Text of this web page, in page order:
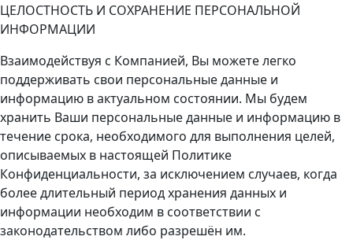
ЦЕЛОСТНОСТЬ И СОХРАНЕНИЕ ПЕРСОНАЛЬНОЙ
ИНФОРМАЦИИ
Взаимодействуя с Компанией, Вы можете легко
поддерживать свои персональные данные и
информацию в актуальном состоянии. Мы будем
хранить Ваши персональные данные и информацию в
течение срока, необходимого для выполнения целей,
описываемых в настоящей Политике
Конфиденциальности, за исключением случаев, когда
более длительный период хранения данных и
информации необходим в соответствии с
законодательством либо разрешён им.